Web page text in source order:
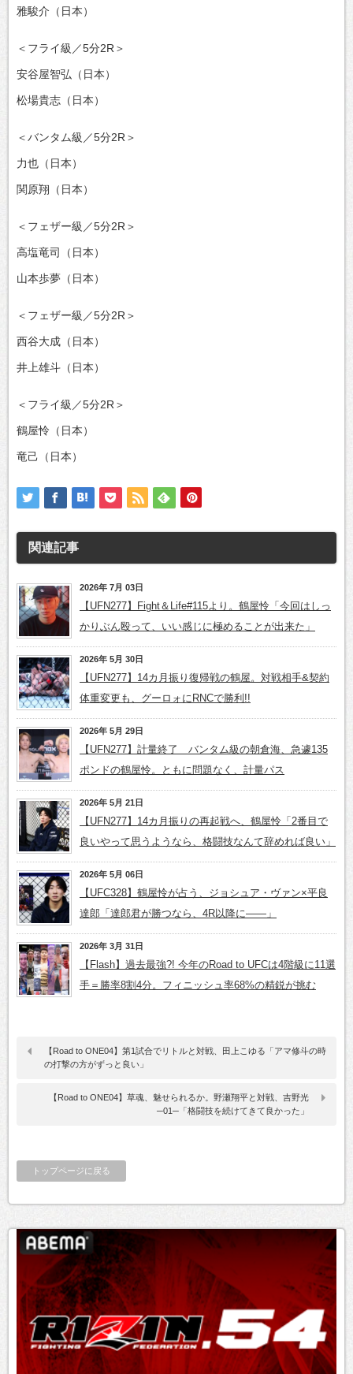
雅駿介（日本）
＜フライ級／5分2R＞
安谷屋智弘（日本）
松場貴志（日本）
＜バンタム級／5分2R＞
力也（日本）
関原翔（日本）
＜フェザー級／5分2R＞
高塩竜司（日本）
山本歩夢（日本）
＜フェザー級／5分2R＞
西谷大成（日本）
井上雄斗（日本）
＜フライ級／5分2R＞
鶴屋怜（日本）
竜己（日本）
関連記事
2026年 7月 03日
【UFN277】Fight＆Life#115より。鶴屋怜「今回はしっ
かりぶん殴って、いい感じに極めることが出来た」
2026年 5月 30日
【UFN277】14カ月振り復帰戦の鶴屋。対戦相手&契約
体重変更も、グーロォにRNCで勝利!!
2026年 5月 29日
【UFN277】計量終了 バンタム級の朝倉海、急遽135
ポンドの鶴屋怜。ともに問題なく、計量パス
2026年 5月 21日
【UFN277】14カ月振りの再起戦へ、鶴屋怜「2番目で
良いやって思うようなら、格闘技なんて辞めれば良い」
2026年 5月 06日
【UFC328】鶴屋怜が占う、ジョシュア・ヴァン×平良
達郎「達郎君が勝つなら、4R以降に――」
2026年 3月 31日
【Flash】過去最強?! 今年のRoad to UFCは4階級に11選
手＝勝率8割4分。フィニッシュ率68%の精鋭が挑む
【Road to ONE04】第1試合でリトルと対戦、田上こゆる「アマ修斗の時
の打撃の方がずっと良い」
【Road to ONE04】草魂、魅せられるか。野瀬翔平と対戦、吉野光
─01─「格闘技を続けてきて良かった」
トップページに戻る